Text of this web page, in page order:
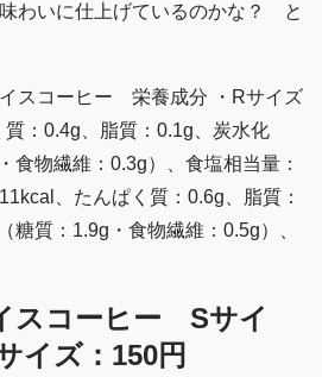
わいに仕上げているのかな？ と
スコーヒー 栄養成分 ・Rサイズ
：0.4g、脂質：0.1g、炭水化
食物繊維：0.3g）、食塩相当量：
、たんぱく質：0.6g、脂質：
糖質：1.9g・食物繊維：0.5g）、
スコーヒー Sサイ
イズ：150円